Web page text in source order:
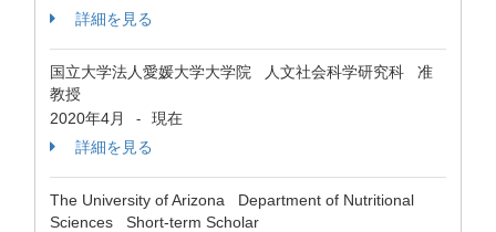
詳細を見る
国立大学法人愛媛大学大学院 人文社会科学研究科 准
教授
2020年4月
-
現在
詳細を見る
The University of Arizona Department of Nutritional
Sciences Short-term Scholar